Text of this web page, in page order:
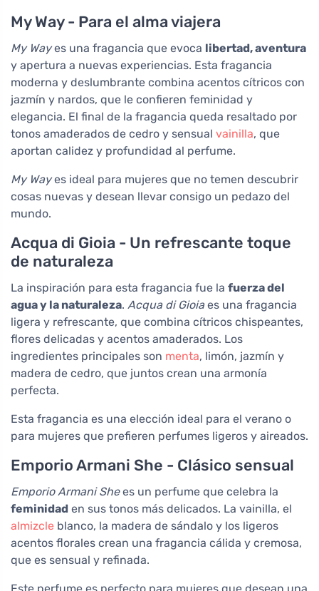
My Way - Para el alma viajera
My Wayes una fragancia que evoca libertad, aventura
y apertura a nuevas experiencias. Esta fragancia
moderna y deslumbrante combina acentos cítricos con
jazmín y nardos, que le confieren feminidad y
elegancia. El final de la fragancia queda resaltado por
tonos amaderados de cedro y sensual vainilla, que
aportan calidez y profundidad al perfume.
My Wayes ideal para mujeres que no temen descubrir
cosas nuevas y desean llevar consigo un pedazo del
mundo.
Acqua di Gioia - Un refrescante toque
de naturaleza
La inspiración para esta fragancia fue la fuerza del
agua y la naturaleza. Acqua di Gioiaes una fragancia
ligera y refrescante, que combina cítricos chispeantes,
flores delicadas y acentos amaderados. Los
ingredientes principales son menta, limón, jazmín y
madera de cedro, que juntos crean una armonía
perfecta.
Esta fragancia es una elección ideal para el verano o
para mujeres que prefieren perfumes ligeros y aireados.
Emporio Armani She - Clásico sensual
Emporio Armani Shees un perfume que celebra la
feminidad en sus tonos más delicados. La vainilla, el
almizcle blanco, la madera de sándalo y los ligeros
acentos florales crean una fragancia cálida y cremosa,
que es sensual y refinada.